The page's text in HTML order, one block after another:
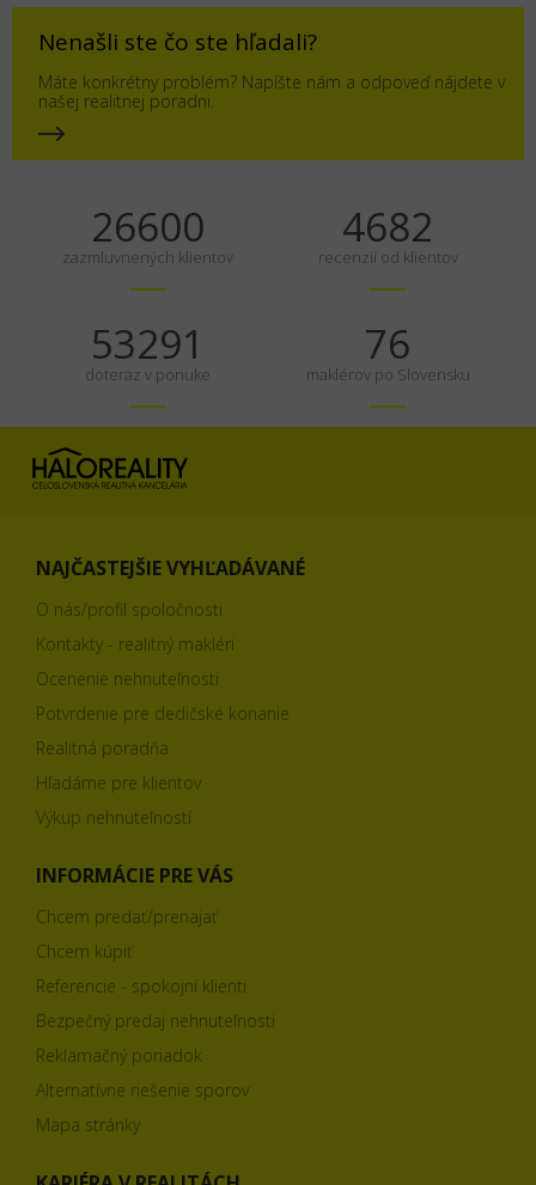
Nenašli ste čo ste hľadali?
Máte konkrétny problém? Napíšte nám a odpoveď nájdete v
našej realitnej poradni.
35000
zazmluvnených klientov
6160
recenzií od klientov
70120
doteraz v ponuke
100
maklérov po Slovensku
NAJČASTEJŠIE VYHĽADÁVANÉ
O nás/profil spoločnosti
Kontakty - realitný makléri
Ocenenie nehnuteľnosti
Potvrdenie pre dedičské konanie
Realitná poradňa
Hľadáme pre klientov
Výkup nehnuteľností
INFORMÁCIE PRE VÁS
Chcem predať/prenajať
Chcem kúpiť
Referencie - spokojní klienti
Bezpečný predaj nehnuteľnosti
Reklamačný poriadok
Alternatívne riešenie sporov
Mapa stránky